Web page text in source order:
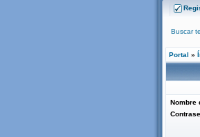
Buscar
Portal »
Nombre